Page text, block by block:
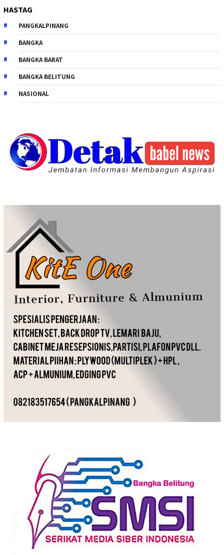
HASTAG
PANGKALPINANG
BANGKA
BANGKA BARAT
BANGKA BELITUNG
NASIONAL